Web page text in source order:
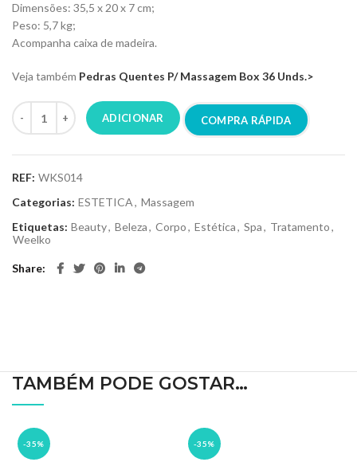
Dimensões: 35,5 x 20 x 7 cm;
Peso: 5,7 kg;
Acompanha caixa de madeira.
Veja também Pedras Quentes P/ Massagem Box 36 Unds.>
ADICIONAR COMPRA RÁPIDA
REF: WKS014
Categorias: ESTETICA, Massagem
Etiquetas: Beauty, Beleza, Corpo, Estética, Spa, Tratamento,
Weelko
Share
TAMBÉM PODE GOSTAR…
-35% -35%